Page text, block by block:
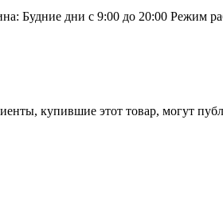
Будние дни с 9:00 до 20:00 Режим
купившие этот товар, могут